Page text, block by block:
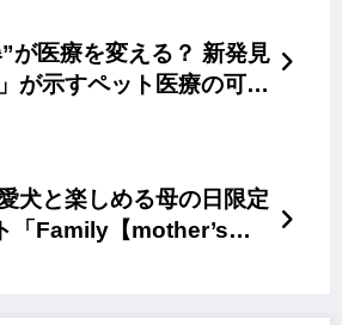
が医療を変える？ 新発見
が示すペット医療の可能
犬と楽しめる母の日限定
「Family【mother’s